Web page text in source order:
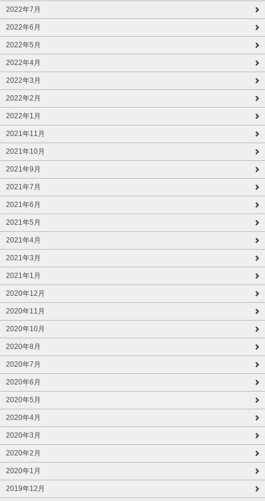
2022年7月
2022年6月
2022年5月
2022年4月
2022年3月
2022年2月
2022年1月
2021年11月
2021年10月
2021年9月
2021年7月
2021年6月
2021年5月
2021年4月
2021年3月
2021年1月
2020年12月
2020年11月
2020年10月
2020年8月
2020年7月
2020年6月
2020年5月
2020年4月
2020年3月
2020年2月
2020年1月
2019年12月